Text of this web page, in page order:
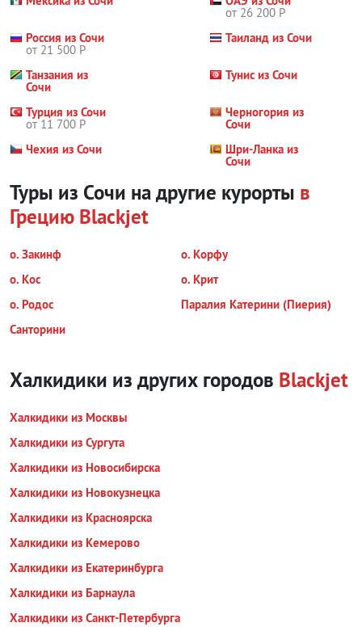
от 26 200 Р
Россия из Сочи
от 21 500 Р
Таиланд из Сочи
Танзания из
Сочи
Тунис из Сочи
Турция из Сочи
от 11 700 Р
Черногория из
Сочи
Чехия из Сочи
Шри-Ланка из
Сочи
Туры из Сочи на другие курорты в
Грецию Blackjet
о. Закинф
о. Корфу
о. Кос
о. Крит
о. Родос
Паралия Катерини (Пиерия)
Санторини
Халкидики из других городов Blackjet
Халкидики из Москвы
Халкидики из Сургута
Халкидики из Новосибирска
Халкидики из Новокузнецка
Халкидики из Красноярска
Халкидики из Кемерово
Халкидики из Екатеринбурга
Халкидики из Барнаула
Халкидики из Санкт-Петербурга